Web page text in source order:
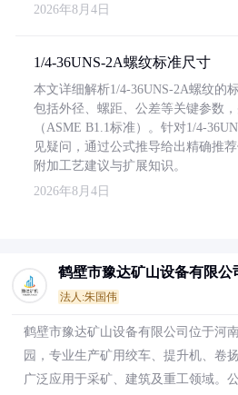
2026年8月4日
1/4-36UNS-2A螺纹标准尺寸
本文详细解析1/4-36UNS-2A螺纹的
包括外径、螺距、公差等关键参数
（ASME B1.1标准）。针对1/4-
见疑问，通过公式推导给出精确推
附加工艺建议与扩展知识。
2026年8月4日
鹤壁市豫达矿山设备有限公
法人:朱国伟
鹤壁市豫达矿山设备有限公司位于河
园，专业生产矿用绞车、提升机、卷
广泛应用于采矿、建筑及重工领域。